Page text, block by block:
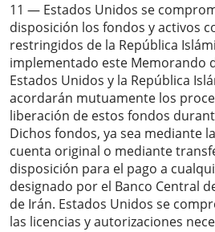
11 — Estados Unidos se
disposición los fondos y activos
restringidos de la República
implementado este Memorando
Estados Unidos y la República
acordarán mutuamente los
liberación de estos fondos
Dichos fondos, ya sea mediante
cuenta original o mediante
disposición para el pago a
designado por el Banco Central
de Irán. Estados Unidos se
las licencias y autorizaciones